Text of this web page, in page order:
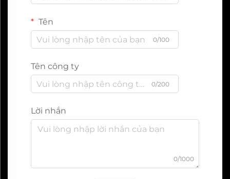
Tên
0/100
Tên công ty
0/200
Lời nhắn
0/1000